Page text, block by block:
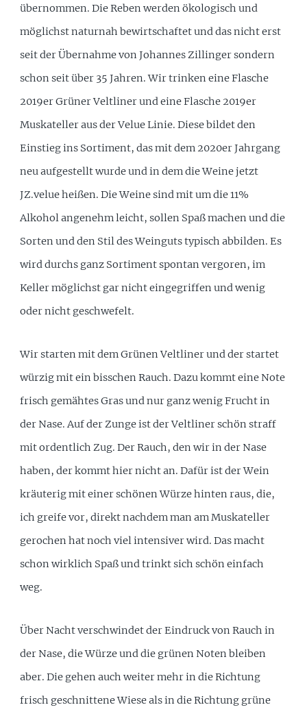
übernommen. Die Reben werden ökologisch und
möglichst naturnah bewirtschaftet und das nicht erst
seit der Übernahme von Johannes Zillinger sondern
schon seit über 35 Jahren. Wir trinken eine Flasche
2019er Grüner Veltliner und eine Flasche 2019er
Muskateller aus der Velue Linie. Diese bildet den
Einstieg ins Sortiment, das mit dem 2020er Jahrgang
neu aufgestellt wurde und in dem die Weine jetzt
JZ.velue heißen. Die Weine sind mit um die 11%
Alkohol angenehm leicht, sollen Spaß machen und die
Sorten und den Stil des Weinguts typisch abbilden. Es
wird durchs ganz Sortiment spontan vergoren, im
Keller möglichst gar nicht eingegriffen und wenig
oder nicht geschwefelt.
Wir starten mit dem Grünen Veltliner und der startet
würzig mit ein bisschen Rauch. Dazu kommt eine Note
frisch gemähtes Gras und nur ganz wenig Frucht in
der Nase. Auf der Zunge ist der Veltliner schön straff
mit ordentlich Zug. Der Rauch, den wir in der Nase
haben, der kommt hier nicht an. Dafür ist der Wein
kräuterig mit einer schönen Würze hinten raus, die,
ich greife vor, direkt nachdem man am Muskateller
gerochen hat noch viel intensiver wird. Das macht
schon wirklich Spaß und trinkt sich schön einfach
weg.
Über Nacht verschwindet der Eindruck von Rauch in
der Nase, die Würze und die grünen Noten bleiben
aber. Die gehen auch weiter mehr in die Richtung
frisch geschnittene Wiese als in die Richtung grüne